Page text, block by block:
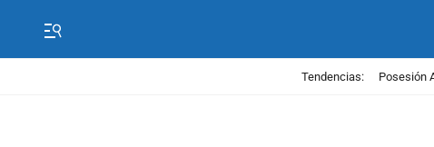
Tendencias: Posesión